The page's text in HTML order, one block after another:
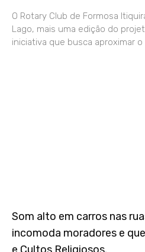
O Rotary Club de Formosa
Lago, mais uma edição do
iniciativa que busca aproximar o
Som alto em carros nas
incomoda moradores e